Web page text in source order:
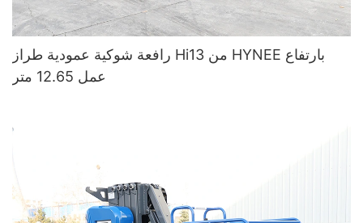
رافعة شوكية عمودية طراز Hi13 من HYNEE بارتفاع
عمل 12.65 متر